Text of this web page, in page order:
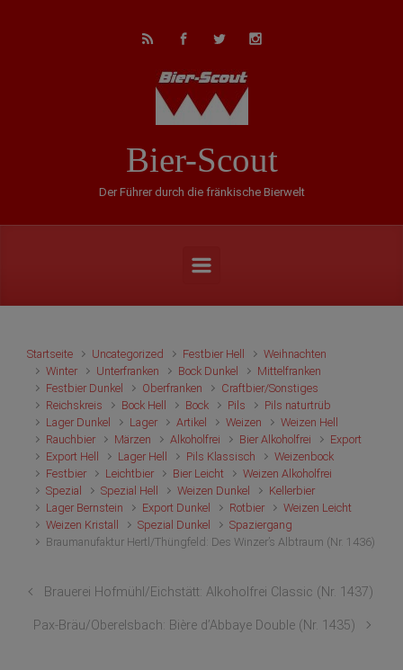
Bier-Scout
Der Führer durch die fränkische Bierwelt
Startseite Uncategorized Festbier Hell
Weihnachten
Winter
Unterfranken Bock Dunkel
Mittelfranken
Festbier Dunkel
Oberfranken
Craftbier/Sonstiges
Reichskreis
Bock Hell Bock Pils
Pils naturtrüb
Lager Dunkel
Lager Artikel Weizen
Weizen Hell
Rauchbier
Märzen Alkoholfrei Bier Alkoholfrei
Export
Export Hell
Lager Hell Pils Klassisch
Weizenbock
Festbier
Leichtbier Bier Leicht
Weizen Alkoholfrei
Spezial
Spezial Hell Weizen Dunkel
Kellerbier
Lager Bernstein
Export Dunkel Rotbier
Weizen Leicht
Weizen Kristall
Spezial Dunkel
Spaziergang
Braumanufaktur Hertl/Thüngfeld: Des Winzer’s Albtraum (Nr. 1436)
Brauerei Hofmühl/Eichstätt: Alkoholfrei Classic (Nr. 1437)
Pax-Bräu/Oberelsbach: Bière d’Abbaye Double (Nr. 1435)